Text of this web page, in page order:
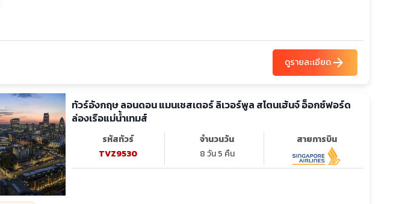
ดูรายละเอียดarrow_forward
ทัวร์อังกฤษ ลอนดอน แมนเชสเตอร์ ลิเวอร์พูล สโตนเฮ้นจ์ อ็อกซ์ฟอร์ด
ล่องเรือแม่น้ำเทมส์
รหัสทัวร์
TVZ9530
จำนวนวัน
8 วัน 5 คืน
สายการบิน